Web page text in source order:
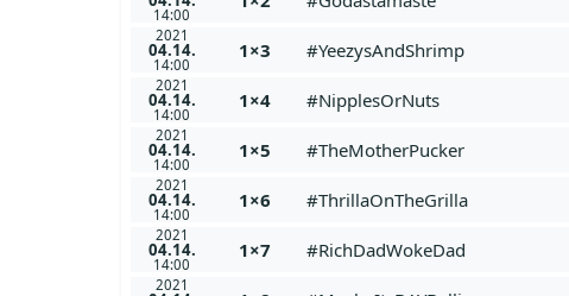
14:00
2021
04.14.
14:00
1×3 #YeezysAndShrimp
2021
04.14.
14:00
1×4 #NipplesOrNuts
2021
04.14.
14:00
1×5 #TheMotherPucker
2021
04.14.
14:00
1×6 #ThrillaOnTheGrilla
2021
04.14.
14:00
1×7 #RichDadWokeDad
2021